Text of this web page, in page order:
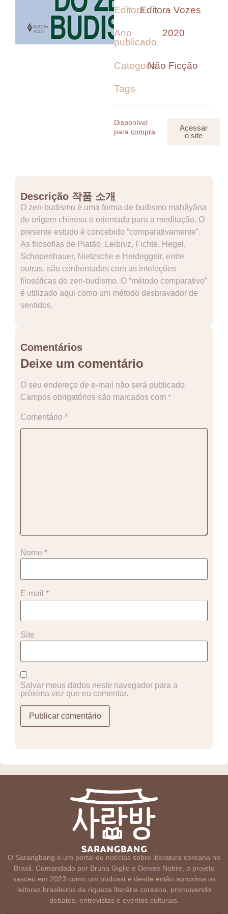
EditoraEditora Vozes
Ano
publicado
2020
CategoriaNão Ficção
Tags
Disponível
para compra
Acessar
o site
Descrição 작품 소개
O zen-budismo é uma forma de budismo mahãyãna
de origem chinesa e orientada para a meditação. O
presente estudo é concebido “comparativamente”.
As filosofias de Platão, Leibniz, Fichte, Hegel,
Schopenhauer, Nietzsche e Heideggeir, entre
outras, são confrontadas com as inteleções
filosóficas do zen-budismo. O “método comparativo”
é utilizado aqui como um método desbravador de
sentidos.
Comentários
Deixe um comentário
O seu endereço de e-mail não será publicado.
Campos obrigatórios são marcados com *
Comentário *
Nome *
E-mail *
Site
Salvar meus dados neste navegador para a
próxima vez que eu comentar.
O Sarangbang é um portal de notícias sobre literatura coreana no
Brasil. Comandado por Bruna Giglio e Denise Nobre, o projeto
nasceu em 2023 como um podcast e desde então aproxima os
leitores brasileiros da riqueza literária coreana, promovendo
debates, entrevistas e eventos culturais.